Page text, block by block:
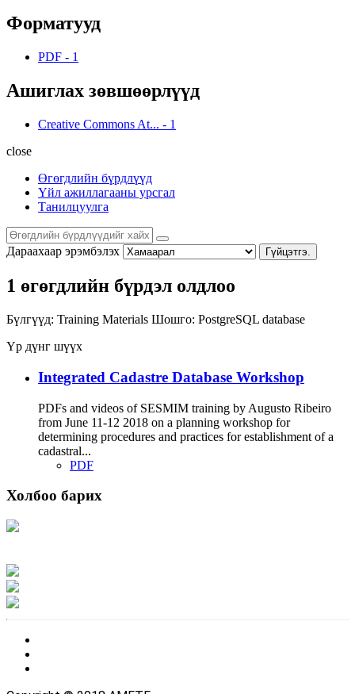
Форматууд
PDF - 1
Ашиглах зөвшөөрлүүд
Creative Commons At... - 1
close
Өгөгдлийн бүрдлүүд
Үйл ажиллагааны урсгал
Танилцуулга
Дараахаар эрэмбэлэх Гүйцэтгэ.
1 өгөгдлийн бүрдэл олдлоо
Бүлгүүд: Training Materials Шошго: PostgreSQL database
Үр дүнг шүүх
Integrated Cadastre Database Workshop
PDFs and videos of SESMIM training by Augusto Ribeiro
from June 11-12 2018 on a planning workshop for
determining procedures and practices for establishment of a
cadastral...
PDF
Холбоо барих